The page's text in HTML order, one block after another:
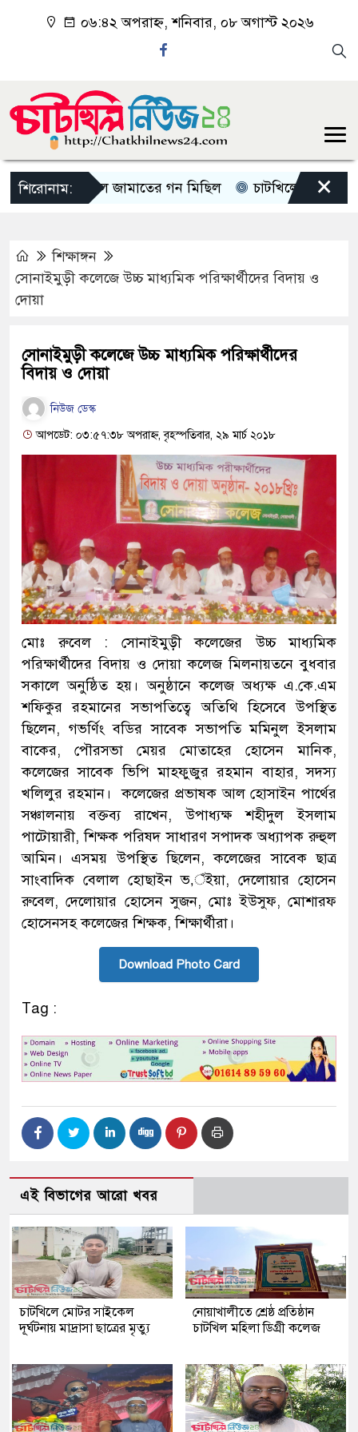
০৬:৪২ অপরাহ্ন, শনিবার, ০৮ অগাস্ট ২০২৬
শিরোনাম:
চাটখিলে জামাতের গন মিছিল চাটখিলে পানিতে ডুবে
×
শিক্ষাঙ্গন
সোনাইমুড়ী কলেজে উচ্চ মাধ্যমিক পরিক্ষার্থীদের বিদায় ও
দোয়া
সোনাইমুড়ী কলেজে উচ্চ মাধ্যমিক পরিক্ষার্থীদের
বিদায় ও দোয়া
নিউজ ডেস্ক
আপডেট: ০৩:৫৭:৩৮ অপরাহ্ন, বৃহস্পতিবার, ২৯ মার্চ ২০১৮
মোঃ রুবেল : সোনাইমুড়ী কলেজের উচ্চ মাধ্যমিক
পরিক্ষার্থীদের বিদায় ও দোয়া কলেজ মিলনায়তনে বুধবার
সকালে অনুষ্ঠিত হয়। অনুষ্ঠানে কলেজ অধ্যক্ষ এ.কে.এম
শফিকুর রহমানের সভাপতিত্বে অতিথি হিসেবে উপস্থিত
ছিলেন, গভর্ণিং বডির সাবেক সভাপতি মমিনুল ইসলাম
বাকের, পৌরসভা মেয়র মোতাহের হোসেন মানিক,
কলেজের সাবেক ভিপি মাহফুজুর রহমান বাহার, সদস্য
খলিলুর রহমান। কলেজের প্রভাষক আল হোসাইন পার্থের
সঞ্চালনায় বক্তব্য রাখেন, উপাধ্যক্ষ শহীদুল ইসলাম
পাটোয়ারী, শিক্ষক পরিষদ সাধারণ সপাদক অধ্যাপক রুহুল
আমিন। এসময় উপস্থিত ছিলেন, কলেজের সাবেক ছাত্র
সাংবাদিক বেলাল হোছাইন ভ‚ঁইয়া, দেলোয়ার হোসেন
রুবেল, দেলোয়ার হোসেন সুজন, মোঃ ইউসুফ, মোশারফ
হোসেনসহ কলেজের শিক্ষক, শিক্ষার্থীরা।
Download Photo Card
Tag :
এই বিভাগের আরো খবর
চাটখিলে মোটর সাইকেল
দূর্ঘটনায় মাদ্রাসা ছাত্রের মৃত্যু
নোয়াখালীতে শ্রেষ্ঠ প্রতিষ্ঠান
চাটখিল মহিলা ডিগ্রী কলেজ